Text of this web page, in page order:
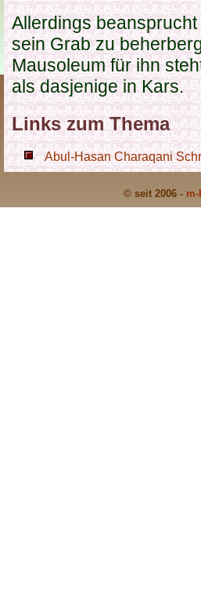
Allerdings
sein Grab zu
Mausoleum für ihn
als dasjenige in Kars.
Links zum Thema
Abul-Hasan Charaqani
© seit 2006 -